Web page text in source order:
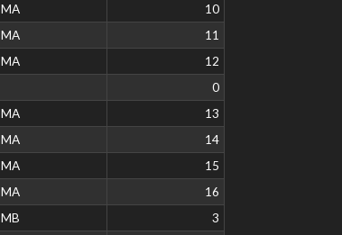
MA
10
MA
11
MA
12
0
MA
13
MA
14
MA
15
MA
16
MB
3